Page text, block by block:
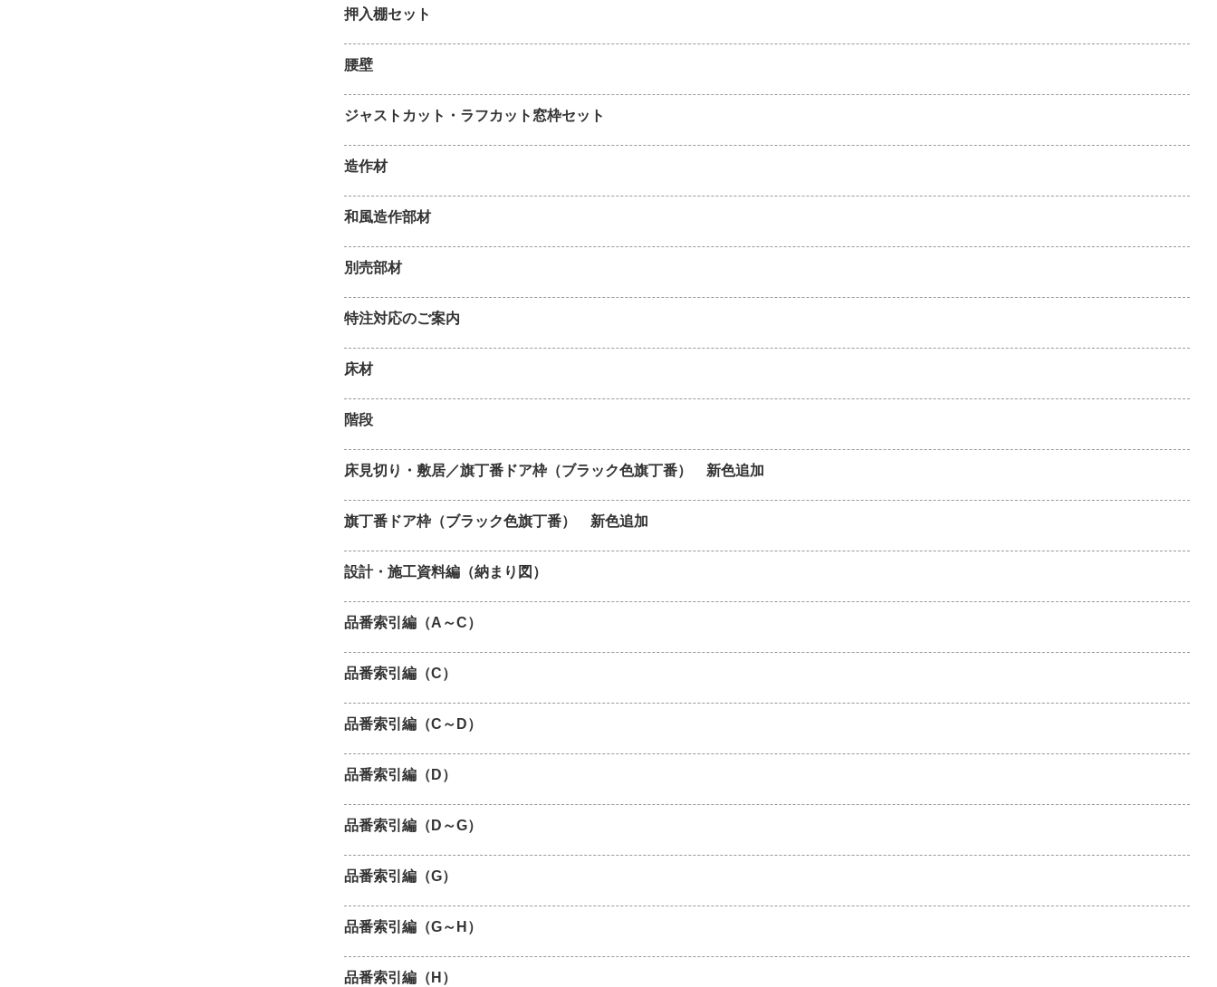
押入棚セット
腰壁
ジャストカット・ラフカット窓枠セット
造作材
和風造作部材
別売部材
特注対応のご案内
床材
階段
床見切り・敷居／旗丁番ドア枠（ブラック色旗丁番） 新色追加
旗丁番ドア枠（ブラック色旗丁番） 新色追加
設計・施工資料編（納まり図）
品番索引編（A～C）
品番索引編（C）
品番索引編（C～D）
品番索引編（D）
品番索引編（D～G）
品番索引編（G）
品番索引編（G～H）
品番索引編（H）